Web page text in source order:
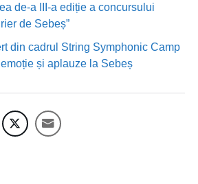
de-a III-a ediție a concursului
de Sebeș”
din cadrul String Symphonic Camp
și aplauze la Sebeș